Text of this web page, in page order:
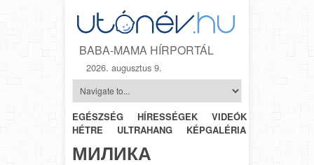
BABA-MAMA HÍRPORTÁL
2026. augusztus 9.
EGÉSZSÉG HÍRESSÉGEK VIDEÓK
HÉTRŐL-
HÉTRE
ULTRAHANG KÉPGALÉRIA
МИЛИКА